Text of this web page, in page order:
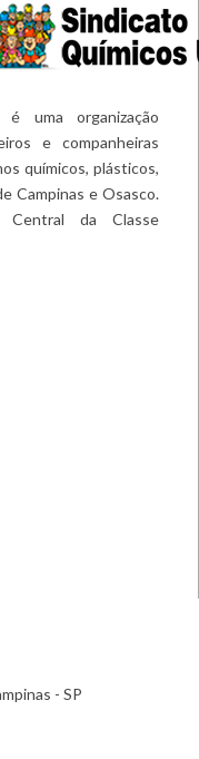
uma organização
e companheiras
químicos, plásticos,
Campinas e Osasco.
da Classe
- SP